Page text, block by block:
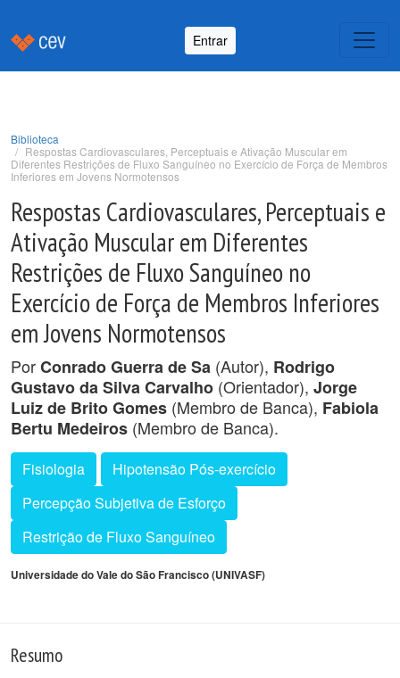
Entrar
Biblioteca
Respostas Cardiovasculares, Perceptuais e Ativação Muscular em
Diferentes Restrições de Fluxo Sanguíneo no Exercício de Força de Membros
Inferiores em Jovens Normotensos
Respostas Cardiovasculares, Perceptuais e
Ativação Muscular em Diferentes
Restrições de Fluxo Sanguíneo no
Exercício de Força de Membros Inferiores
em Jovens Normotensos
PorConrado Guerra de Sa (Autor), Rodrigo
Gustavo da Silva Carvalho (Orientador), Jorge
Luiz de Brito Gomes (Membro de Banca), Fabiola
Bertu Medeiros (Membro de Banca).
Fisiologia
Hipotensão Pós-exercício
Percepção Subjetiva de Esforço
Restrição de Fluxo Sanguíneo
Universidade do Vale do São Francisco (UNIVASF)
Resumo